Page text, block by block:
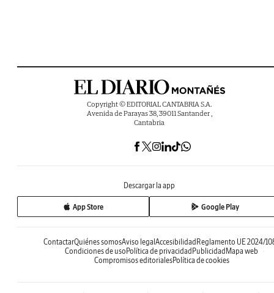
Copyright © EDITORIAL CANTABRIA S.A.
Avenida de Parayas 38, 39011 Santander ,
Cantabria
Descargar la app
App Store Google Play
ContactarQuiénes somosAviso legal Accesibilidad Reglamento UE 2024/
Condiciones de uso Política de privacidad Publicidad Mapa web
Compromisos editorialesPolítica de cookies